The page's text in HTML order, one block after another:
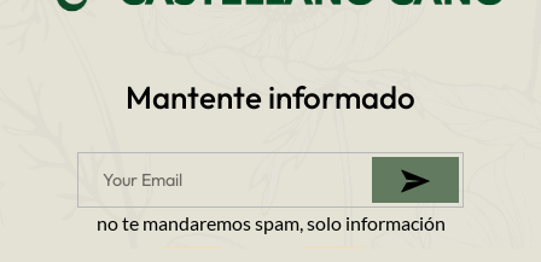
Mantente informado
no te mandaremos spam, solo información